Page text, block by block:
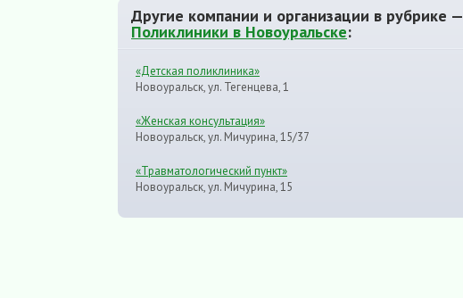
Другие компании и организации в рубрике —
Поликлиники в Новоуральске:
«Детская поликлиника»
Новоуральск, ул. Тегенцева, 1
«Женская консультация»
Новоуральск, ул. Мичурина, 15/37
«Травматологический пункт»
Новоуральск, ул. Мичурина, 15